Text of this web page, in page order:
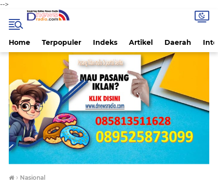
-->
Home Terpopuler Indeks Artikel Daerah
› Nasional